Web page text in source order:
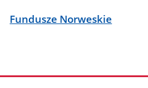
Fundusze Norweskie